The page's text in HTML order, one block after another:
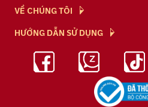
Hỏi & Đáp
Chính Sách
Chính Sách Bảo Mật
Bảng Giá Vàng
VỀ CHÚNG TÔI
NTJ Flagship
Cửa hàng
Tuyển Dụng
HƯỚNG DẪN SỬ DỤNG
Bảo Quản Trang Sức
Kiến Thức Kim Cương